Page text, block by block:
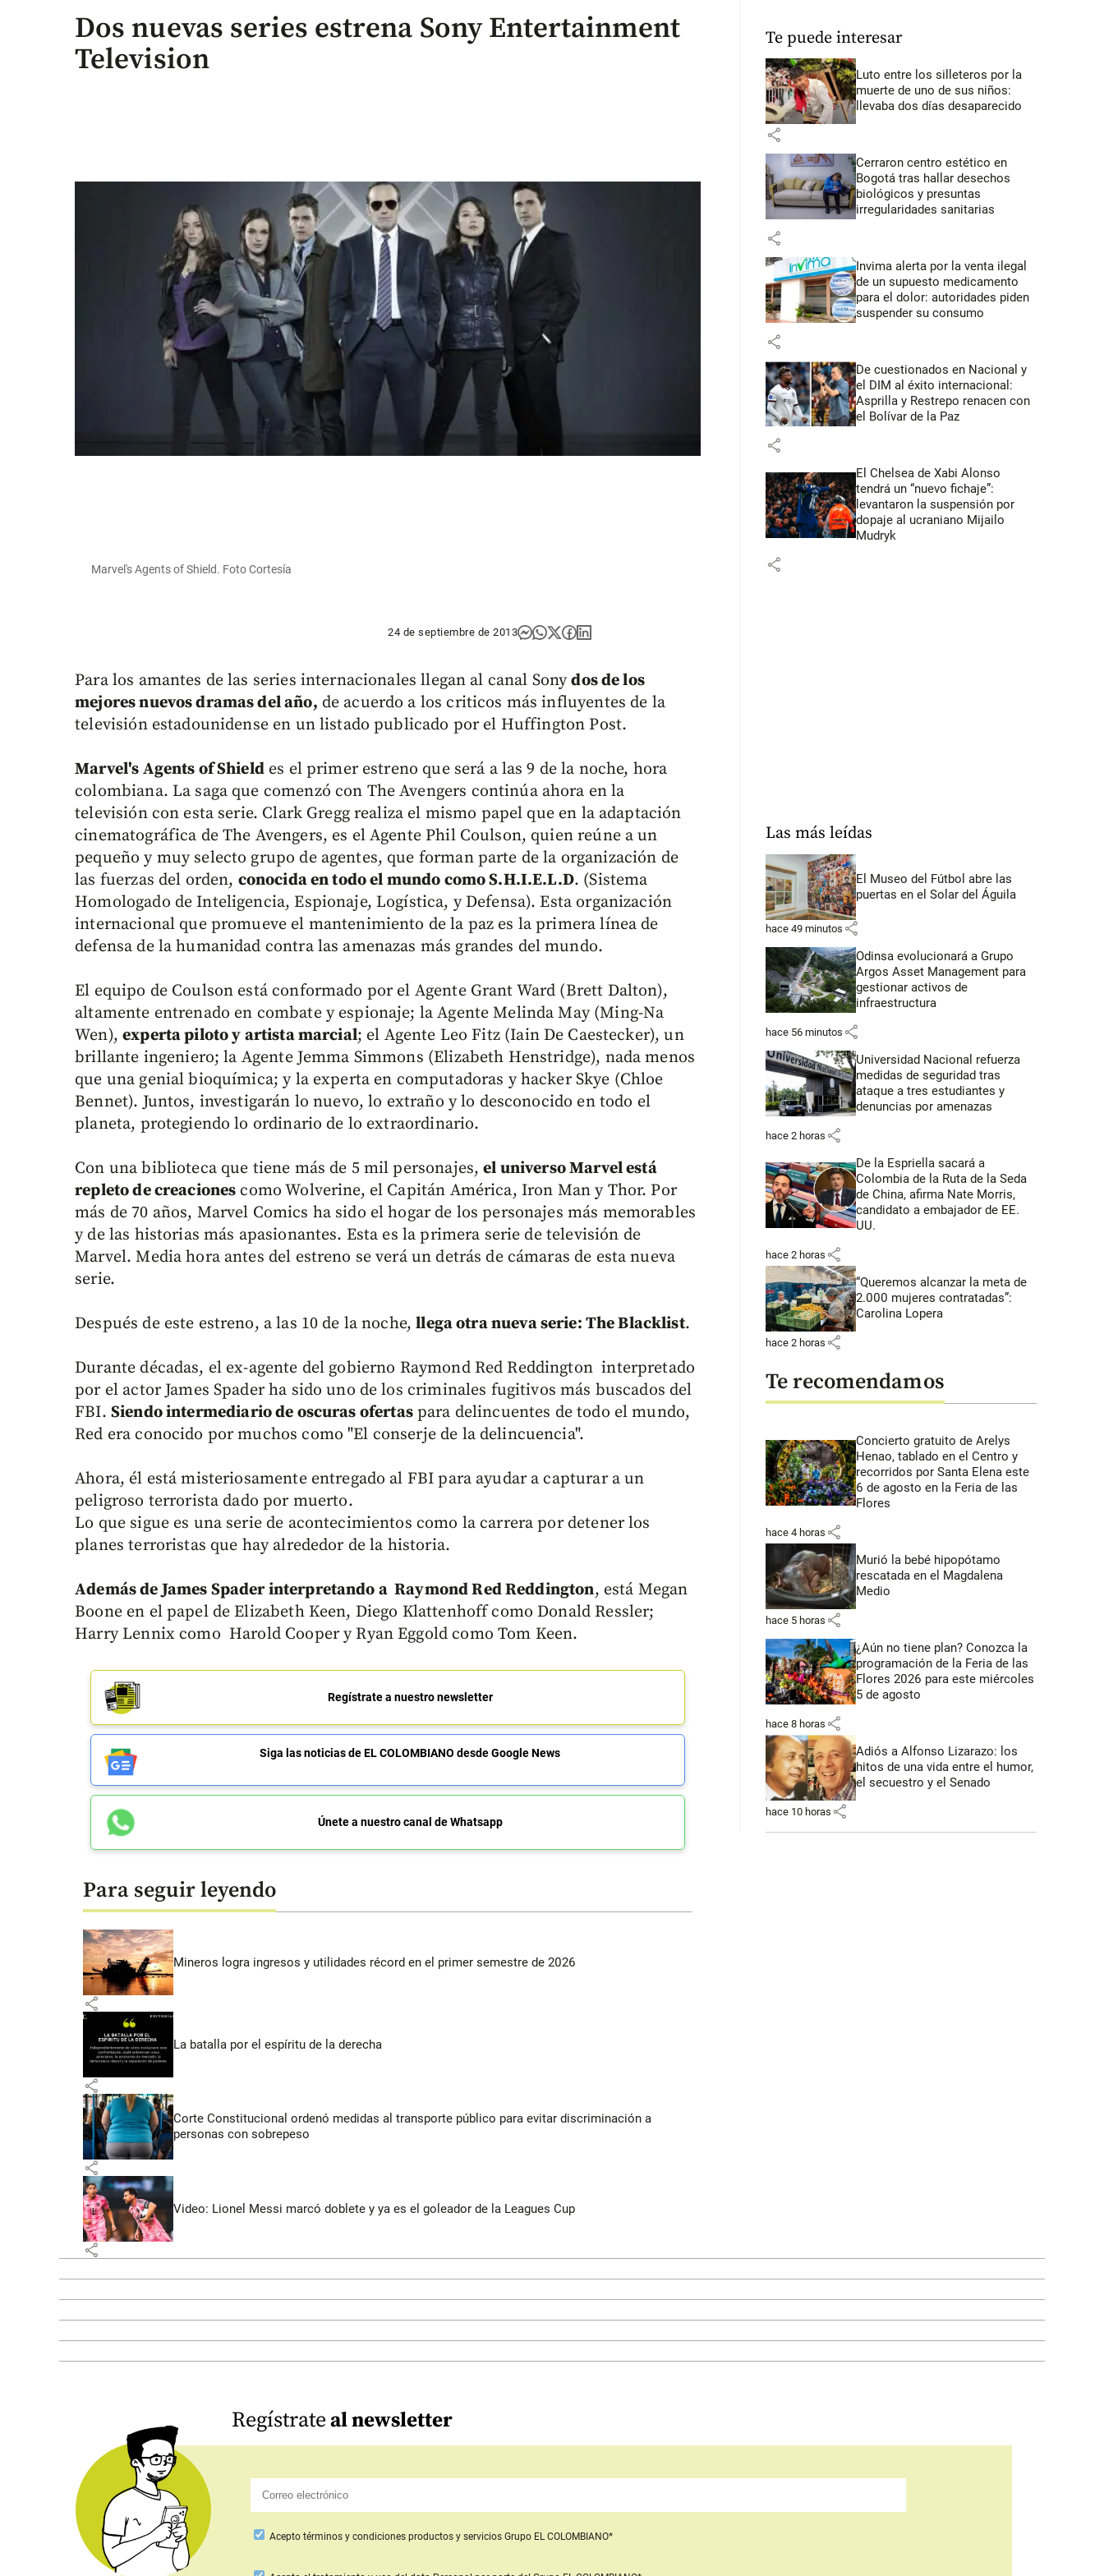
Dos nuevas series estrena Sony Entertainment
Television
Marvel's Agents of Shield. Foto Cortesía
24 de septiembre de 2013
Para los amantes de las series internacionales llegan al canal Sonydos de los
mejores nuevos dramas del año, de acuerdo a los criticos más influyentes de la
televisión estadounidense en un listado publicado por el Huffington Post.
Marvel's Agents of Shieldes el primer estreno que será a las 9 de la noche, hora
colombiana. La saga que comenzó con The Avengers continúa ahora en la
televisión con esta serie. Clark Gregg realiza el mismo papel que en la adaptación
cinematográfica de The Avengers, es el Agente Phil Coulson, quien reúne a un
pequeño y muy selecto grupo de agentes, que forman parte de la organización de
las fuerzas del orden, conocida en todo el mundo como S.H.I.E.L.D. (Sistema
Homologado de Inteligencia, Espionaje, Logística, y Defensa). Esta organización
internacional que promueve el mantenimiento de la paz es la primera línea de
defensa de la humanidad contra las amenazas más grandes del mundo.
El equipo de Coulson está conformado por el Agente Grant Ward (Brett Dalton),
altamente entrenado en combate y espionaje; la Agente Melinda May (Ming-Na
Wen),experta piloto y artista marcial; el Agente Leo Fitz (Iain De Caestecker), un
brillante ingeniero; la Agente Jemma Simmons (Elizabeth Henstridge), nada menos
que una genial bioquímica; y la experta en computadoras y hacker Skye (Chloe
Bennet). Juntos, investigarán lo nuevo, lo extraño y lo desconocido en todo el
planeta, protegiendo lo ordinario de lo extraordinario.
Con una biblioteca que tiene más de 5 mil personajes,el universo Marvel está
repleto de creaciones como Wolverine, el Capitán América, Iron Man y Thor. Por
más de 70 años, Marvel Comics ha sido el hogar de los personajes más memorables
y de las historias más apasionantes. Esta es la primera serie de televisión de
Marvel. Media hora antes del estreno se verá un detrás de cámaras de esta nueva
serie.
Después de este estreno, a las 10 de la noche,llega otra nueva serie: The Blacklist.
Durante décadas, el ex-agente del gobierno Raymond Red Reddington interpretado
por el actor James Spader ha sido uno de los criminales fugitivos más buscados del
FBI. Siendo intermediario de oscuras ofertaspara delincuentes de todo el mundo,
Red era conocido por muchos como "El conserje de la delincuencia".
Ahora, él está misteriosamente entregado al FBI para ayudar a capturar a un
peligroso terrorista dado por muerto.
Lo que sigue es una serie de acontecimientos como la carrera por detener los
planes terroristas que hay alrededor de la historia.
Además de James Spader interpretando a Raymond Red Reddington, está Megan
Boone en el papel de Elizabeth Keen, Diego Klattenhoff como Donald Ressler;
Harry Lennix como Harold Cooper y Ryan Eggold como Tom Keen.
Regístrate a nuestro newsletter
Siga las noticias de EL COLOMBIANO desde Google News
Únete a nuestro canal de Whatsapp
Para seguir leyendo
Mineros logra ingresos y utilidades récord en el primer semestre de 2026
share
La batalla por el espíritu de la derecha
share
Corte Constitucional ordenó medidas al transporte público para evitar discriminación a
personas con sobrepeso
share
Video: Lionel Messi marcó doblete y ya es el goleador de la Leagues Cup
share
Te puede interesar
Luto entre los silleteros por la
muerte de uno de sus niños:
llevaba dos días desaparecido
share
Cerraron centro estético en
Bogotá tras hallar desechos
biológicos y presuntas
irregularidades sanitarias
share
Invima alerta por la venta ilegal
de un supuesto medicamento
para el dolor: autoridades piden
suspender su consumo
share
De cuestionados en Nacional y
el DIM al éxito internacional:
Asprilla y Restrepo renacen con
el Bolívar de la Paz
share
El Chelsea de Xabi Alonso
tendrá un “nuevo fichaje”:
levantaron la suspensión por
dopaje al ucraniano Mijailo
Mudryk
share
Las más leídas
El Museo del Fútbol abre las
puertas en el Solar del Águila
hace 49 minutos share
Odinsa evolucionará a Grupo
Argos Asset Management para
gestionar activos de
infraestructura
hace 56 minutos share
Universidad Nacional refuerza
medidas de seguridad tras
ataque a tres estudiantes y
denuncias por amenazas
hace 2 horas share
De la Espriella sacará a
Colombia de la Ruta de la Seda
de China, afirma Nate Morris,
candidato a embajador de EE.
UU.
hace 2 horas share
“Queremos alcanzar la meta de
2.000 mujeres contratadas”:
Carolina Lopera
hace 2 horas share
Te recomendamos
Concierto gratuito de Arelys
Henao, tablado en el Centro y
recorridos por Santa Elena este
6 de agosto en la Feria de las
Flores
hace 4 horas share
Murió la bebé hipopótamo
rescatada en el Magdalena
Medio
hace 5 horas share
¿Aún no tiene plan? Conozca la
programación de la Feria de las
Flores 2026 para este miércoles
5 de agosto
hace 8 horas share
Adiós a Alfonso Lizarazo: los
hitos de una vida entre el humor,
el secuestro y el Senado
hace 10 horas share
Regístrateal newsletter
Acepto términos y condiciones productos y servicios Grupo EL COLOMBIANO*